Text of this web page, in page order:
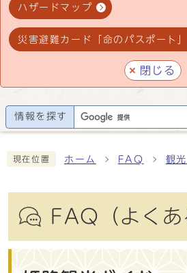
ハザードマップ
災害避難カード「命のパスポート」
閉じる
情報を探す
現在位置 ホーム FAQ 観
FAQ（よくあ